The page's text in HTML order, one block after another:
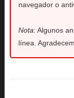
navegador o
Nota:Algunos
línea.